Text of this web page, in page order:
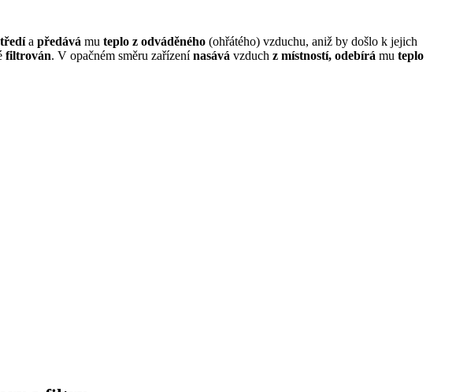
a předává mu teplo z odváděného (ohřátého) vzduchu, aniž by došlo k jejich
filtrován. V opačném směru zařízenínasává vzduch z místností, odebírá mu teplo